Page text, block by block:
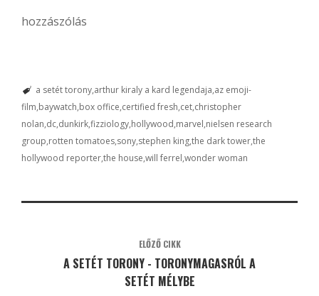
hozzászólás
a setét torony arthur kiraly a kard legendaja az emoji-
film baywatch box office certified fresh cet christopher
nolan dc dunkirkfizziology hollywood marvel nielsen research
group rotten tomatoes sony stephen kingthe dark towerthe
hollywood reporterthe house will ferrel wonder woman
ELŐZŐ CIKK
A SETÉT TORONY - TORONYMAGASRÓL A
SETÉT MÉLYBE